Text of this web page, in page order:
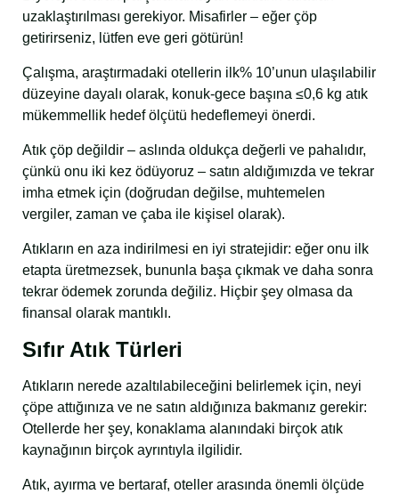
uzaklaştırılması gerekiyor. Misafirler – eğer çöp
getirirseniz, lütfen eve geri götürün!
Çalışma, araştırmadaki otellerin ilk% 10’unun ulaşılabilir
düzeyine dayalı olarak, konuk-gece başına ≤0,6 kg atık
mükemmellik hedef ölçütü hedeflemeyi önerdi.
Atık çöp değildir – aslında oldukça değerli ve pahalıdır,
çünkü onu iki kez ödüyoruz – satın aldığımızda ve tekrar
imha etmek için (doğrudan değilse, muhtemelen
vergiler, zaman ve çaba ile kişisel olarak).
Atıkların en aza indirilmesi en iyi stratejidir: eğer onu ilk
etapta üretmezsek, bununla başa çıkmak ve daha sonra
tekrar ödemek zorunda değiliz. Hiçbir şey olmasa da
finansal olarak mantıklı.
Sıfır Atık Türleri
Atıkların nerede azaltılabileceğini belirlemek için, neyi
çöpe attığınıza ve ne satın aldığınıza bakmanız gerekir:
Otellerde her şey, konaklama alanındaki birçok atık
kaynağının birçok ayrıntıyla ilgilidir.
Atık, ayırma ve bertaraf, oteller arasında önemli ölçüde